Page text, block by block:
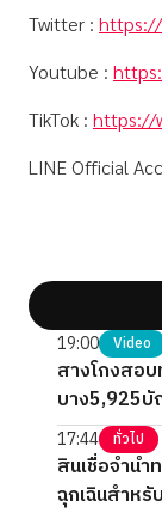
Twitter :
Youtube :
TikTok : https://
LINE Official
19:00 Video
สางโกงสอ
บาง5,925บั
17:44 ทั่วไป
สินเชื่อจำนำ
ฉุกเฉินสำหรั